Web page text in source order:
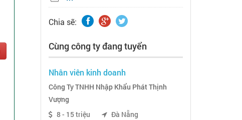
Chia sẽ:
Cùng công ty đang tuyển
Nhân viên kinh doanh
Công Ty TNHH Nhập Khẩu Phát Thịnh
Vượng
8 - 15 triệu
Đà Nẵng